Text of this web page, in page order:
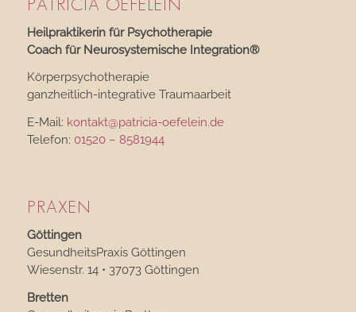
Heilpraktikerin für Psychotherapie
Coach für Neurosystemische Integration®
Körperpsychotherapie
ganzheitlich-integrative Traumaarbeit
E-Mail: kontakt@patricia-oefelein.de
Telefon: 01520 – 8581944
PRAXEN
Göttingen
GesundheitsPraxis Göttingen
Wiesenstr. 14 • 37073 Göttingen
Bretten